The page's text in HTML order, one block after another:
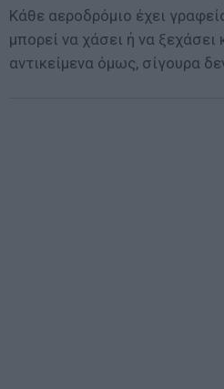
Κάθε αεροδρόμιο έχει
μπορεί να χάσει ή να
αντικείμενα όμως, σίγουρα